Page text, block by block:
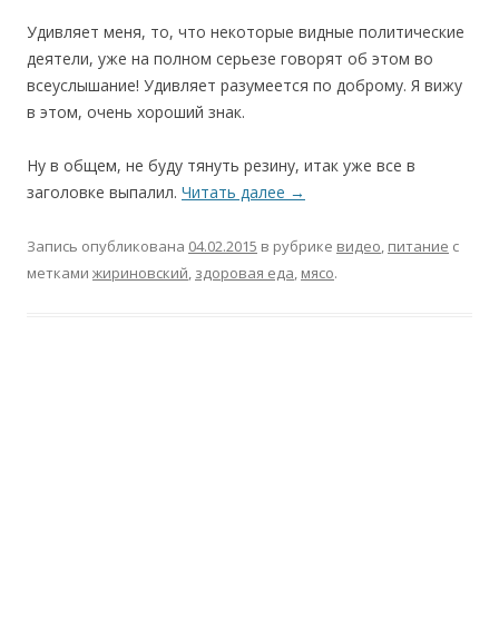
Удивляет меня, то, что некоторые видные политические
деятели, уже на полном серьезе говорят об этом во
всеуслышание! Удивляет разумеется по доброму. Я вижу
в этом, очень хороший знак.
Ну в общем, не буду тянуть резину, итак уже все в
заголовке выпалил. Читать далее →
Запись опубликована 04.02.2015 в рубрике видео, питание с
метками жириновский, здоровая еда, мясо.